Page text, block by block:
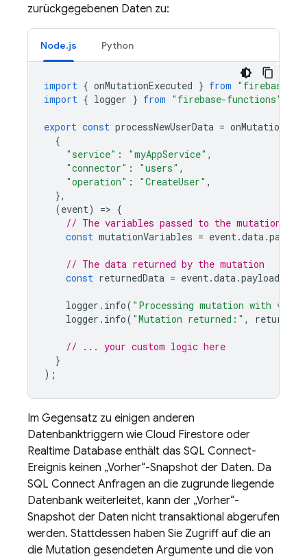
zurückgegebenen Daten zu:
Node.js Python
import { onMutationExecuted } from "firebase-
import { logger } from "firebase-functions"
export const processNewUserData =
{
"service" : "myAppService" ,
"connector" : "users" ,
"operation" : "CreateUser" ,
},
(event) => {
// The variables passed to the mutation
const mutationVariables = event.data.payload
// The data returned by the mutation
const returnedData = event.data.payload
logger . info( "Processing mutation with
logger . info( "Mutation returned:" ,
// ... your custom logic here
}
);
Im Gegensatz zu einigen anderen
Datenbanktriggern wie Cloud Firestore oder
Realtime Database enthält das SQL Connect-
Ereignis keinen „Vorher“-Snapshot der Daten. Da
SQL Connect Anfragen an die zugrunde liegende
Datenbank weiterleitet, kann der „Vorher“-
Snapshot der Daten nicht transaktional abgerufen
werden. Stattdessen haben Sie Zugriff auf die an
die Mutation gesendeten Argumente und die von